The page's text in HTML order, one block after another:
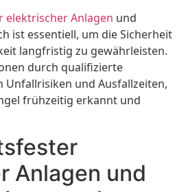
Anlagen und
ist essentiell, um die Sicherheit
langfristig zu gewährleisten.
durch qualifizierte
Unfallrisiken und Ausfallzeiten,
frühzeitig erkannt und
Anlagen und